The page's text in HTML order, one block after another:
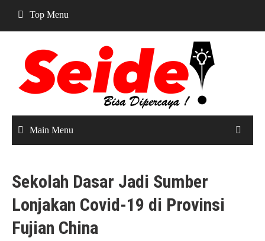
content
Top Menu
Main Menu
Sekolah Dasar Jadi Sumber
Lonjakan Covid-19 di Provinsi
Fujian China